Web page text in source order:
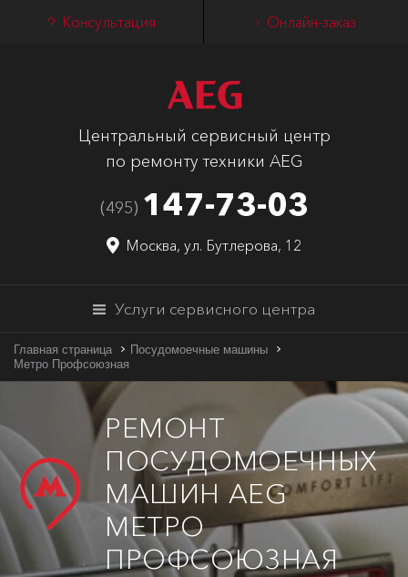
Консультация Онлайн-заказ
Центральный сервисный центр
по ремонту техники AEG
(495) 147-73-03
Москва, ул. Бутлерова, 12
Услуги сервисного центра
Главная страница
Посудомоечные машины
Метро Профсоюзная
РЕМОНТ
ПОСУДОМОЕЧНЫХ
МАШИН AEG
МЕТРО
ПРОФСОЮЗНАЯ